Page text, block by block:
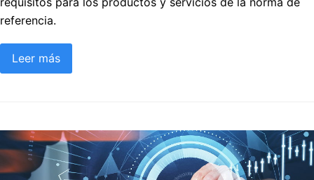
referencia.
Leer más